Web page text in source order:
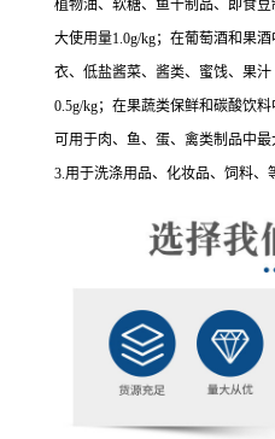
植物油、软糖、鱼干制品、即食
大使用量1.0g/kg；在葡萄酒和果
衣、低盐酱菜、酱类、蜜饯、果
0.5g/kg；在果蔬类保鲜和碳酸饮
可用于肉、鱼、蛋、禽类制品中最
3.用于洗涤用品、化妆品、饲料、